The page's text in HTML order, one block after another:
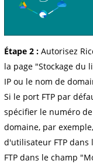
Étape 2 : Autorisez
la page "Stockage du
IP ou le nom de
Si le port FTP par
spécifier le numéro
domaine, par exemple,
d'utilisateur FTP
FTP dans le champ